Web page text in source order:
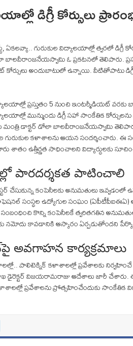
డిగ్రీ కోర్సులు
ఏకలవ్యా.. గురుకుల విద్యాలయాల్లో త్వరలో డిగ్రీ
బాలవీరాంజనేయస్వామి ఓ ప్రకటనలో తెలిపారు.
కోర్సులు అందుబాటులో ఉన్నాయి. వీటితోపాటు
ప్రస్తుతం 5 నుంచి ఇంటర్మీడియట్‌ వరకు
మున్ముందు డిగ్రీ సహా సాంకేతిక కోర్సులను
మంత్రి డాక్టర్‌ డోలా బాలవీరాంజనేయస్వామి
గురుకుల కళాశాలను ఆయన సందర్శించారు.
శాతం ఉత్తీర్ణత సాధించాలని విద్యార్ధులకు
పారదర్శకత పాటించాలి
చేసుకున్న కంపెనీలకు అనుమతులు
సంస్థల ఉద్యోగుల సంఘం (ఏపీటీపీఐఈఏ)
కొన్ని కంపెనీలకే త్వరితగతిన
నమోదు కావడానికి ఆస్కారం ఏర్పడుతోందని
అవగాహన కార్యక్రమాలు
పాఠశాలల్లో.. పాలిటెక్నిక్‌ కళాశాలల్లో ప్రవేశాలకు
డైరెక్టర్‌ విజయరామరాజు ఆదేశాలు జారీ
ప్రవేశాలను ప్రోత్సహించేందుకు